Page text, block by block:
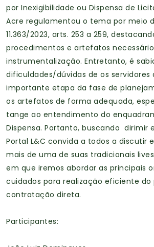
por Inexigibilidade ou Dispensa de
Acre regulamentou o tema por meio
11.363/2023, arts. 253 a 259,
procedimentos e artefatos
instrumentalização. Entretanto, é
dificuldades/dúvidas de os
importante etapa da fase de
os artefatos de forma adequada,
tange ao entendimento do
Dispensa. Portanto, buscando dirimir
Portal L&C convida a todos a discutir
mais de uma de suas tradicionais
em que iremos abordar as principais
cuidados para realização eficiente
contratação direta.
Participantes: